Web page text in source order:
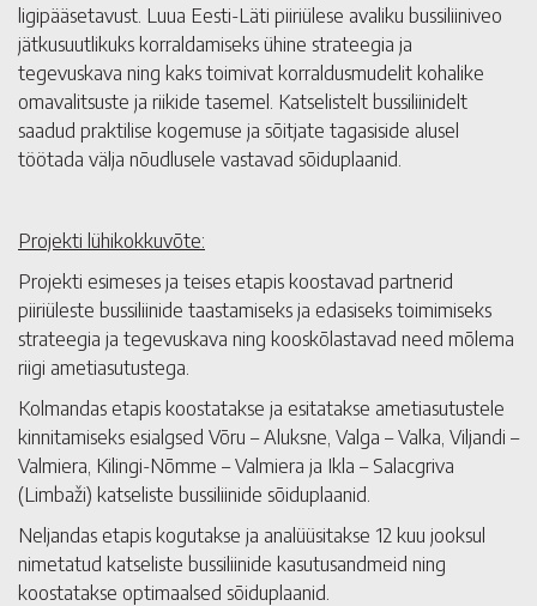
ligipääsetavust. Luua Eesti-Läti piiriülese avaliku bussiliiniveo
jätkusuutlikuks korraldamiseks ühine strateegia ja
tegevuskava ning kaks toimivat korraldusmudelit kohalike
omavalitsuste ja riikide tasemel. Katselistelt bussiliinidelt
saadud praktilise kogemuse ja sõitjate tagasiside alusel
töötada välja nõudlusele vastavad sõiduplaanid.
Projekti lühikokkuvõte:
Projekti esimeses ja teises etapis koostavad partnerid
piiriüleste bussiliinide taastamiseks ja edasiseks toimimiseks
strateegia ja tegevuskava ning kooskõlastavad need mõlema
riigi ametiasutustega.
Kolmandas etapis koostatakse ja esitatakse ametiasutustele
kinnitamiseks esialgsed Võru – Aluksne, Valga – Valka, Viljandi –
Valmiera, Kilingi-Nõmme – Valmiera ja Ikla – Salacgriva
(Limbaži) katseliste bussiliinide sõiduplaanid.
Neljandas etapis kogutakse ja analüüsitakse 12 kuu jooksul
nimetatud katseliste bussiliinide kasutusandmeid ning
koostatakse optimaalsed sõiduplaanid.